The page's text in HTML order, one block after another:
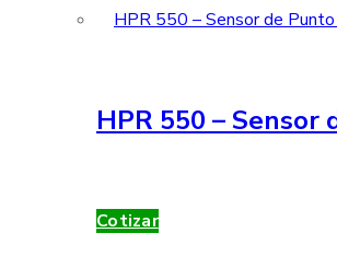
HPR 550 – Sensor
Cotizar